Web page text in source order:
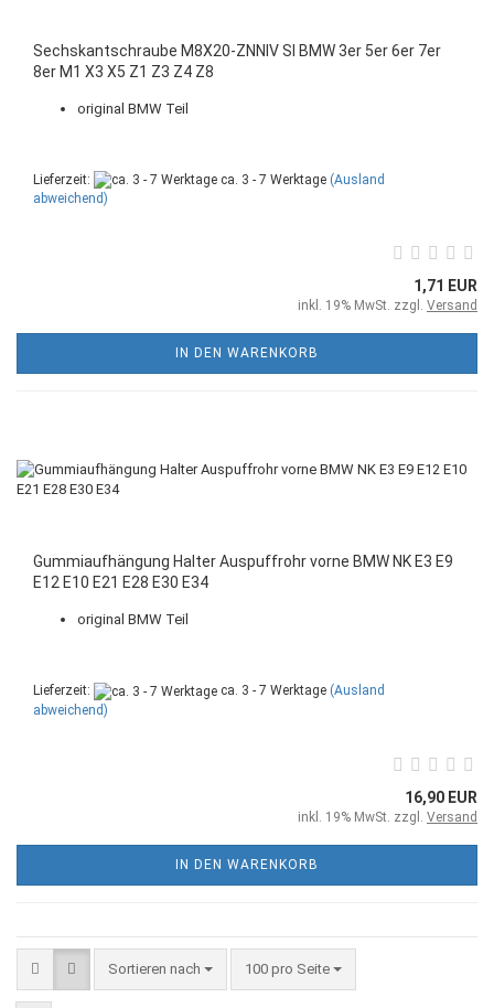
Sechskantschraube M8X20-ZNNIV SI BMW 3er 5er 6er 7er
8er M1 X3 X5 Z1 Z3 Z4 Z8
original BMW Teil
Lieferzeit: ca. 3 - 7 Werktage (Ausland
abweichend)
1,71 EUR
inkl. 19% MwSt. zzgl. Versand
IN DEN WARENKORB
Gummiaufhängung Halter Auspuffrohr vorne BMW NK E3 E9
E12 E10 E21 E28 E30 E34
original BMW Teil
Lieferzeit: ca. 3 - 7 Werktage (Ausland
abweichend)
16,90 EUR
inkl. 19% MwSt. zzgl. Versand
IN DEN WARENKORB
Sortieren nach 100 pro Seite